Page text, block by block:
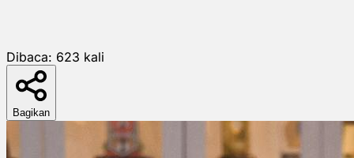
Dibaca: 623 kali
Bagikan